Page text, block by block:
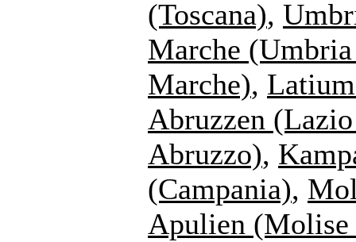
(Toscana),
Marche
Marche),
Abruzzen
Abruzzo),
(Campania),
Apulien